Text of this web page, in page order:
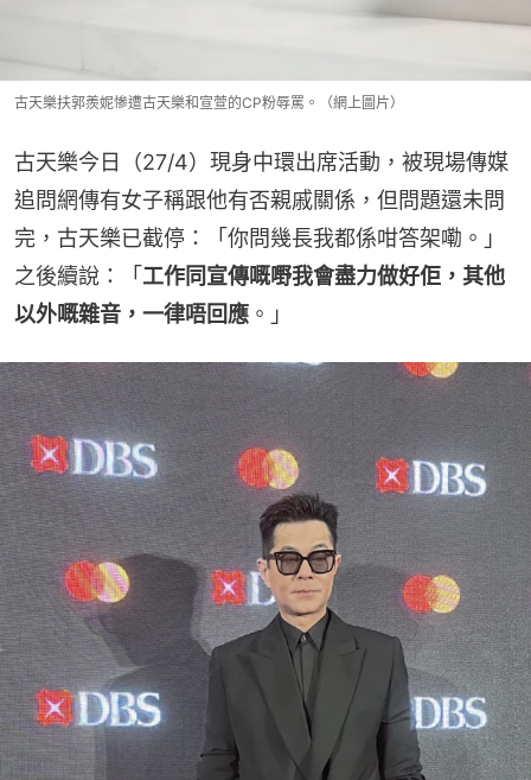
古天樂扶郭羨妮慘遭古天樂和宣萱的CP粉辱罵。（網上圖片）
古天樂今日（27/4）現身中環出席活動，被現場傳媒
追問網傳有女子稱跟他有否親戚關係，但問題還未問
完，古天樂已截停：「你問幾長我都係咁答架嘞。」
之後續說：「工作同宣傳嘅嘢我會盡力做好佢，其他
以外嘅雜音，一律唔回應 。」